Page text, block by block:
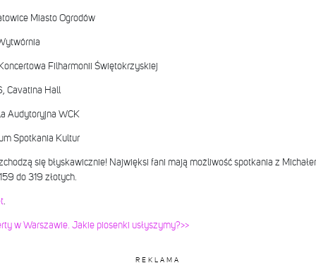
Miasto Ogrodów
Filharmonii Świętokrzyskiej
Cavatina Hall
Audytoryjna WCK
Spotkania Kultur
się błyskawicznie! Najwięksi fani mają możliwość spotkania z
do 319 złotych.
.
w Warszawie. Jakie piosenki usłyszymy?>>
REKLAMA